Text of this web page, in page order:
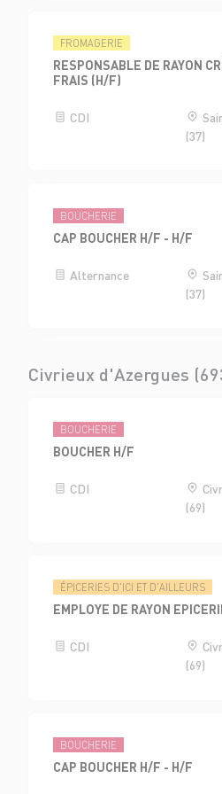
FROMAGERIE
RESPONSABLE DE RAYON
FRAIS (H/F)
CDI
(37)
BOUCHERIE
CAP BOUCHER H/F - H/F
Alternance
(37)
Civrieux d'Azergues
BOUCHERIE
BOUCHER H/F
CDI
(69)
ÉPICERIES D'ICI ET D'AILLEURS
EMPLOYE DE RAYON
CDI
(69)
BOUCHERIE
CAP BOUCHER H/F - H/F